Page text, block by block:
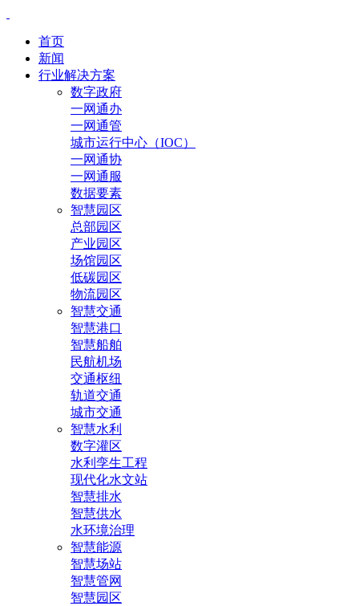
首页
新闻
行业解决方案
数字政府
一网通办
一网通管
城市运行中心（IOC）
一网通协
一网通服
数据要素
智慧园区
总部园区
产业园区
场馆园区
低碳园区
物流园区
智慧交通
智慧港口
智慧船舶
民航机场
交通枢纽
轨道交通
城市交通
智慧水利
数字灌区
水利孪生工程
现代化水文站
智慧排水
智慧供水
水环境治理
智慧能源
智慧场站
智慧管网
智慧园区